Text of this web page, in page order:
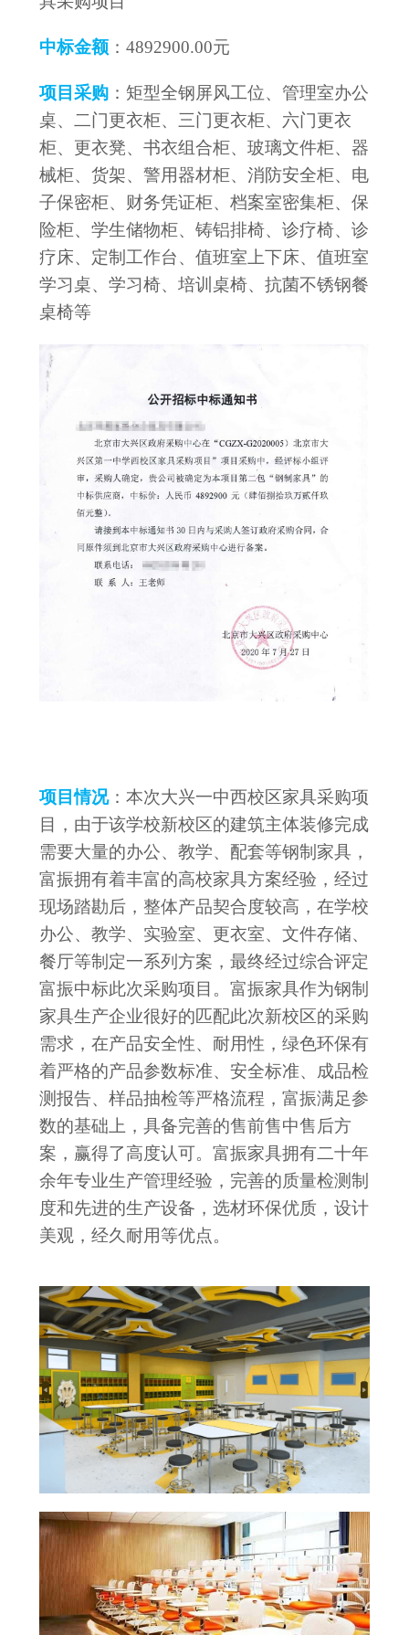
中标金额：4892900.00元
项目采购：矩型全钢屏风工位、管理室办公
桌、二门更衣柜、三门更衣柜、六门更衣
柜、更衣凳、书衣组合柜、玻璃文件柜、器
械柜、货架、警用器材柜、消防安全柜、电
子保密柜、财务凭证柜、档案室密集柜、保
险柜、学生储物柜、铸铝排椅、诊疗椅、诊
疗床、定制工作台、值班室上下床、值班室
学习桌、学习椅、培训桌椅、抗菌不锈钢餐
桌椅等
项目情况：本次大兴一中西校区家具采购项
目，由于该学校新校区的建筑主体装修完成
需要大量的办公、教学、配套等钢制家具，
富振拥有着丰富的高校家具方案经验，经过
现场踏勘后，整体产品契合度较高，在学校
办公、教学、实验室、更衣室、文件存储、
餐厅等制定一系列方案，最终经过综合评定
富振中标此次采购项目。富振家具作为钢制
家具生产企业很好的匹配此次新校区的采购
需求，在产品安全性、耐用性，绿色环保有
着严格的产品参数标准、安全标准、成品检
测报告、样品抽检等严格流程，富振满足参
数的基础上，具备完善的售前售中售后方
案，赢得了高度认可。富振家具拥有二十年
余年专业生产管理经验，完善的质量检测制
度和先进的生产设备，选材环保优质，设计
美观，经久耐用等优点。